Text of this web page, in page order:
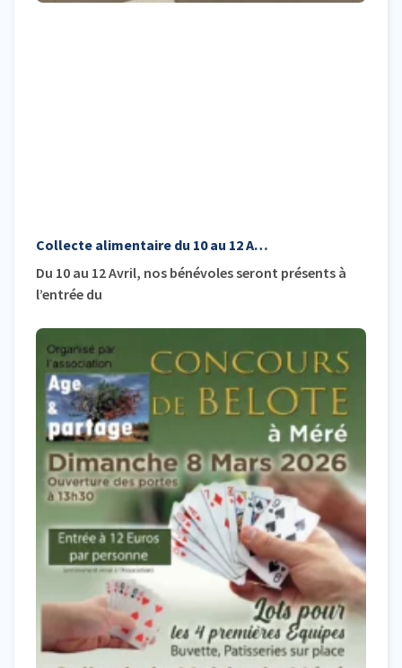
Collecte alimentaire du 10 au 12 Avril
Du 10 au 12 Avril, nos bénévoles seront présents à
l’entrée du